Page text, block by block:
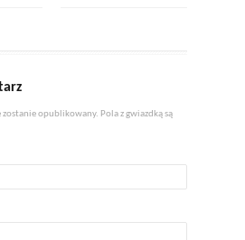
opublikowany. Pola z gwiazdką są